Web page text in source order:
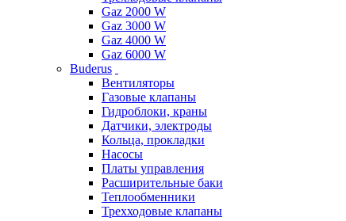
Gaz 2000 W
Gaz 3000 W
Gaz 4000 W
Gaz 6000 W
Buderus
Вентиляторы
Газовые клапаны
Гидроблоки, краны
Датчики, электроды
Кольца, прокладки
Насосы
Платы управления
Расширительные баки
Теплообменники
Трехходовые клапаны